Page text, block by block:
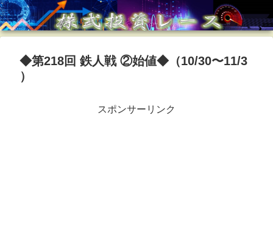
◆第218回 鉄人戦 ②始値◆（10/30〜11/3
）
スポンサーリンク